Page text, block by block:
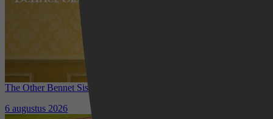
The Other Bennet Sister nu te zien op HBO Max: romantisch
kostuumdrama krijgt lovende recensies
6 augustus 2026